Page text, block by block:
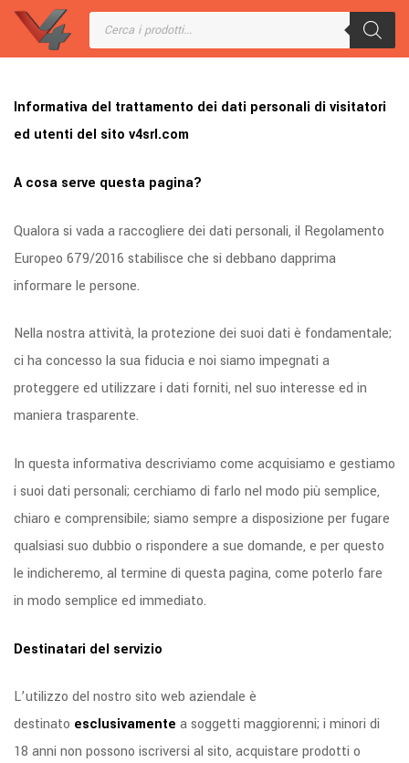
Informativa del trattamento dei dati personali di visitatori
ed utenti del sito v4srl.com
A cosa serve questa pagina?
Qualora si vada a raccogliere dei dati personali, il Regolamento
Europeo 679/2016 stabilisce che si debbano dapprima
informare le persone.
Nella nostra attività, la protezione dei suoi dati è fondamentale;
ci ha concesso la sua fiducia e noi siamo impegnati a
proteggere ed utilizzare i dati forniti, nel suo interesse ed in
maniera trasparente.
In questa informativa descriviamo come acquisiamo e gestiamo
i suoi dati personali; cerchiamo di farlo nel modo più semplice,
chiaro e comprensibile; siamo sempre a disposizione per fugare
qualsiasi suo dubbio o rispondere a sue domande, e per questo
le indicheremo, al termine di questa pagina, come poterlo fare
in modo semplice ed immediato.
Destinatari del servizio
L’utilizzo del nostro sito web aziendale è
destinato esclusivamente a soggetti maggiorenni; i minori di
18 anni non possono iscriversi al sito, acquistare prodotti o